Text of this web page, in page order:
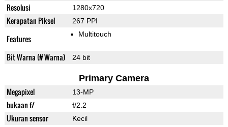
Resolusi 1280x720
Kerapatan Piksel 267 PPI
Features Multitouch
Bit Warna (# Warna) 24 bit
Primary Camera
Megapixel 13-MP
bukaan f/ f/2.2
Ukuran sensor Kecil